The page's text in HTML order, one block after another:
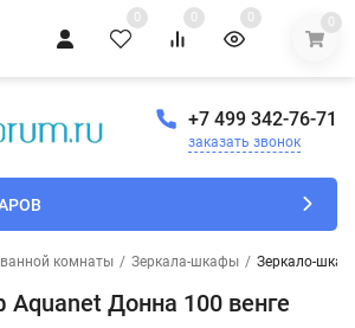
0 0 0 0
+7 499 342-76-71
заказать звонок
комнаты / Зеркала-шкафы / Зеркало-
Донна 100 венге